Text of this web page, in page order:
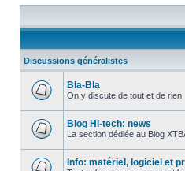
Discussions généralistes
message
non
Bla-Bla
On y discute de tout et de rien
message
non
Blog Hi-tech: news
La section dédiée au Blog
Info: matériel, logiciel et